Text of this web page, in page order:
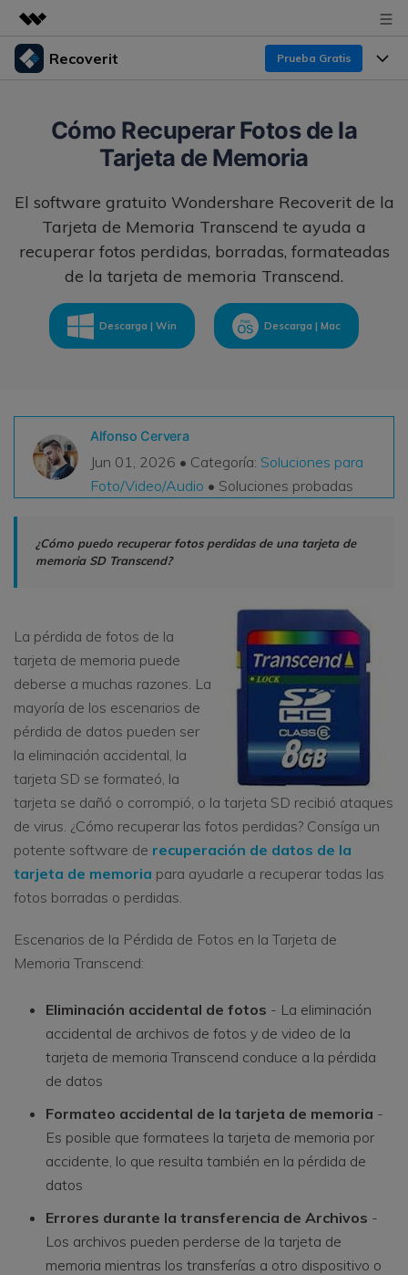
Productos destacados
Utilidades
Empresas
Sala de prensa
Soporte
Recoverit Prueba Gratis
Recoverit para Windows
Líder en recuperación para Windows
Recoverit para Mac
Recoverit Gratis
Pruébalo Gratis
Otros Productos
Repairit - Reparar Datos
UBackit - Respaldar Datos
Recuperar de Unidades
Recuperar Medios Borrados
Soluciones de Recuperación Exclusivas
Recuperar Documentos
VER TODAS LAS FUNCIONES
Recursos
Por qué Recoverit
Experto en Recuperación de Datos
search
Cómo Recuperar Fotos de la
Tarjeta de Memoria
El software gratuito Wondershare Recoverit de la
Tarjeta de Memoria Transcend te ayuda a
recuperar fotos perdidas, borradas, formateadas
de la tarjeta de memoria Transcend.
Descarga | Win Descarga | Mac
Alfonso Cervera
Jun 01, 2026 • Categoría: Soluciones para
Foto/Video/Audio • Soluciones probadas
¿Cómo puedo recuperar fotos perdidas de una tarjeta de
memoria SD Transcend?
La pérdida de fotos de la
tarjeta de memoria puede
deberse a muchas razones. La
mayoría de los escenarios de
pérdida de datos pueden ser
la eliminación accidental, la
tarjeta SD se formateó, la
tarjeta se dañó o corrompió, o la tarjeta SD recibió ataques
de virus. ¿Cómo recuperar las fotos perdidas? Consíga un
potente software de recuperación de datos de la
tarjeta de memoria para ayudarle a recuperar todas las
fotos borradas o perdidas.
Escenarios de la Pérdida de Fotos en la Tarjeta de
Memoria Transcend:
Eliminación accidental de fotos - La eliminación
accidental de archivos de fotos y de video de la
tarjeta de memoria Transcend conduce a la pérdida
de datos
Formateo accidental de la tarjeta de memoria -
Es posible que formatees la tarjeta de memoria por
accidente, lo que resulta también en la pérdida de
datos
Errores durante la transferencia de Archivos -
Los archivos pueden perderse de la tarjeta de
memoria mientras los transferías a otro dispositivo o